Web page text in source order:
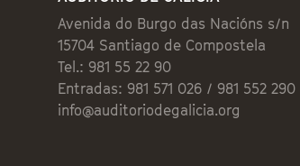
Avenida do Burgo das Nacións s/n
15704 Santiago de Compostela
Tel.: 981 55 22 90
Entradas: 981 571 026 / 981 552 290
info@auditoriodegalicia.org